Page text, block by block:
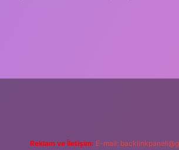
Reklam ve İletişim: E-mail: